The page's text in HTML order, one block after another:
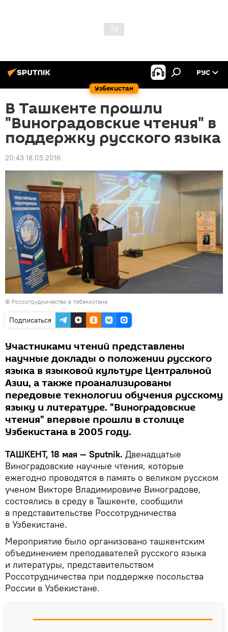
Узбекистан
РУС
В Ташкенте прошли
"Виноградовские чтения" в
поддержку русского языка
20:43 18.05.2016
© Россотрудничество в Узбекистане
Подписаться
Участниками чтений представлены
научные доклады о положении русского
языка в языковой культуре Центральной
Азии, а также проанализированы
передовые технологии обучения русскому
языку и литературе. "Виноградовские
чтения" впервые прошли в столице
Узбекистана в 2005 году.
ТАШКЕНТ, 18 мая — Sputnik. Двенадцатые
Виноградовские научные чтения, которые
ежегодно проводятся в память о великом русском
ученом Викторе Владимировиче Виноградове,
состоялись в среду в Ташкенте, сообщили
в представительстве Россотрудничества
в Узбекистане.
Мероприятие было организовано ташкентским
объединением преподавателей русского языка
и литературы, представительством
Россотрудничества при поддержке посольства
России в Узбекистане.